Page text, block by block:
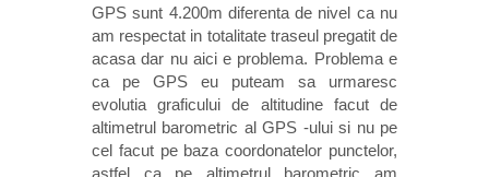
GPS sunt 4.200m diferenta de nivel ca nu
am respectat in totalitate traseul pregatit de
acasa dar nu aici e problema. Problema e
ca pe GPS eu puteam sa urmaresc
evolutia graficului de altitudine facut de
altimetrul barometric al GPS -ului si nu pe
cel facut pe baza coordonatelor punctelor,